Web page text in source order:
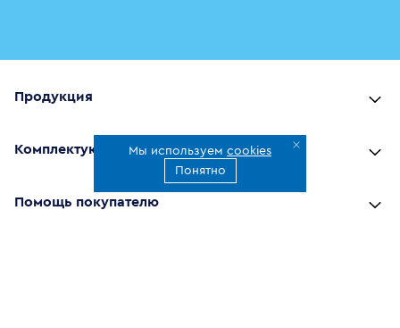
Мы используем cookies
Понятно
Продукция
Комплектующие
Помощь покупателю